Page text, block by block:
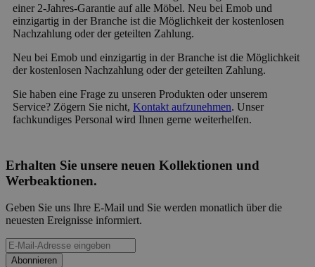
einer 2-Jahres-Garantie auf alle Möbel. Neu bei Emob und
einzigartig in der Branche ist die Möglichkeit der kostenlosen
Nachzahlung oder der geteilten Zahlung.
Neu bei Emob und einzigartig in der Branche ist die Möglichkeit
der kostenlosen Nachzahlung oder der geteilten Zahlung.
Sie haben eine Frage zu unseren Produkten oder unserem
Service? Zögern Sie nicht, Kontakt aufzunehmen. Unser
fachkundiges Personal wird Ihnen gerne weiterhelfen.
Erhalten Sie unsere neuen Kollektionen und
Werbeaktionen.
Geben Sie uns Ihre E-Mail und Sie werden monatlich über die
neuesten Ereignisse informiert.
Abonnieren